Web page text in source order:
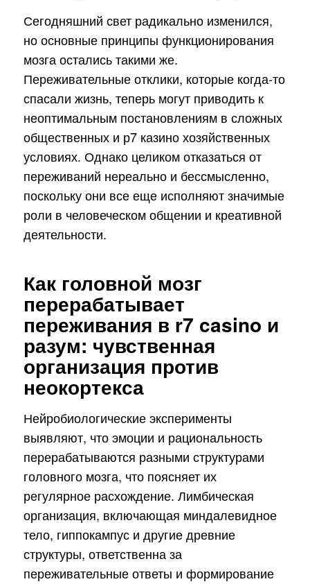
Сегодняшний свет радикально изменился,
но основные принципы функционирования
мозга остались такими же.
Переживательные отклики, которые когда-то
спасали жизнь, теперь могут приводить к
неоптимальным постановлениям в сложных
общественных и р7 казино хозяйственных
условиях. Однако целиком отказаться от
переживаний нереально и бессмысленно,
поскольку они все еще исполняют значимые
роли в человеческом общении и креативной
деятельности.
Как головной мозг
перерабатывает
переживания в r7 casino и
разум: чувственная
организация против
неокортекса
Нейробиологические эксперименты
выявляют, что эмоции и рациональность
перерабатываются разными структурами
головного мозга, что поясняет их
регулярное расхождение. Лимбическая
организация, включающая миндалевидное
тело, гиппокампус и другие древние
структуры, ответственна за
переживательные ответы и формирование